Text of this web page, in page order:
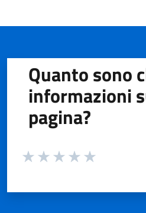
Quanto sono
informazioni
pagina?
Valuta da 1 a 5 stelle la pagina